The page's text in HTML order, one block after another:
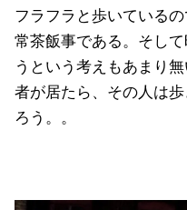
フラフラと歩いている
常茶飯事である。そし
うという考えもあまり
者が居たら、その人は
ろう。。